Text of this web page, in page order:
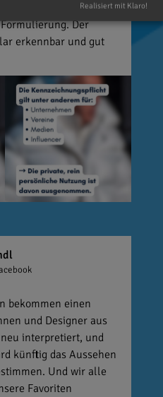
werden? Es gibt
Der
erkennbar und gut
bekommen einen
und Designer aus
interpretiert, und
künftig das Aussehen
Und wir alle
Favoriten
Realisiert mit Klaro!